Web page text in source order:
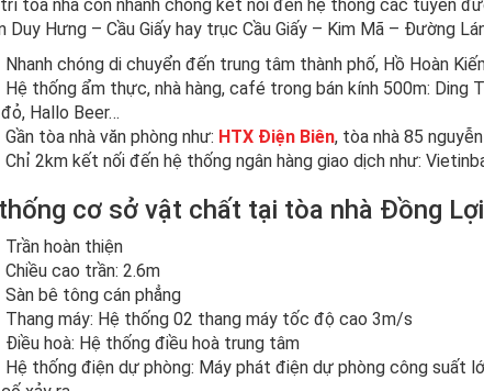
tòa nhà còn nhanh chóng kết nối đến hệ thống các tuyến
Duy Hưng – Cầu Giấy hay trục Cầu Giấy – Kim Mã – Đường
Nhanh chóng di chuyển đến trung tâm thành phố, Hồ Hoàn
Hệ thống ẩm thực, nhà hàng, café trong bán kính 500m: Ding
đỏ, Hallo Beer…
Gần tòa nhà văn phòng như: HTX Điện Biên, tòa nhà 85
Chỉ 2km kết nối đến hệ thống ngân hàng giao dịch như:
cơ sở vật chất tại tòa nhà Đồng
Trần hoàn thiện
Chiều cao trần: 2.6m
Sàn bê tông cán phẳng
Thang máy: Hệ thống 02 thang máy tốc độ cao 3m/s
Điều hoà: Hệ thống điều hoà trung tâm
Hệ thống điện dự phòng: Máy phát điện dự phòng công suất